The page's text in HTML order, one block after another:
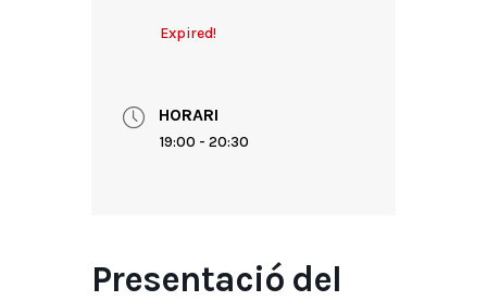
Expired!
HORARI
19:00 - 20:30
Presentació del